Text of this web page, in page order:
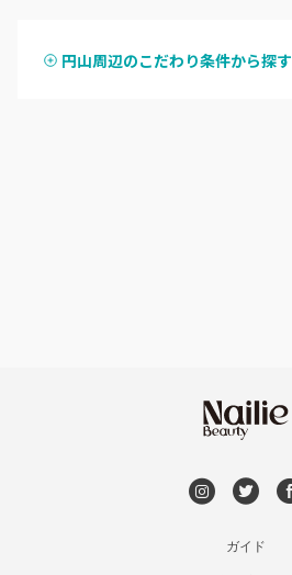
円山周辺のこだわり条件から探す
ガイド